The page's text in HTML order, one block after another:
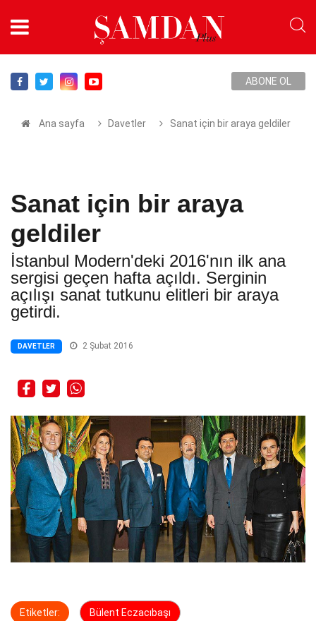
ABONE OL
Ana sayfa Davetler Sanat için bir araya geldiler
Sanat için bir araya
geldiler
İstanbul Modern'deki 2016'nın ilk ana
sergisi geçen hafta açıldı. Serginin
açılışı sanat tutkunu elitleri bir araya
getirdi.
DAVETLER 2 Şubat 2016
Etiketler: Bülent Eczacıbaşı